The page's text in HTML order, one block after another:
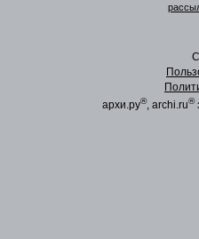
архи.ру®, archi.ru®